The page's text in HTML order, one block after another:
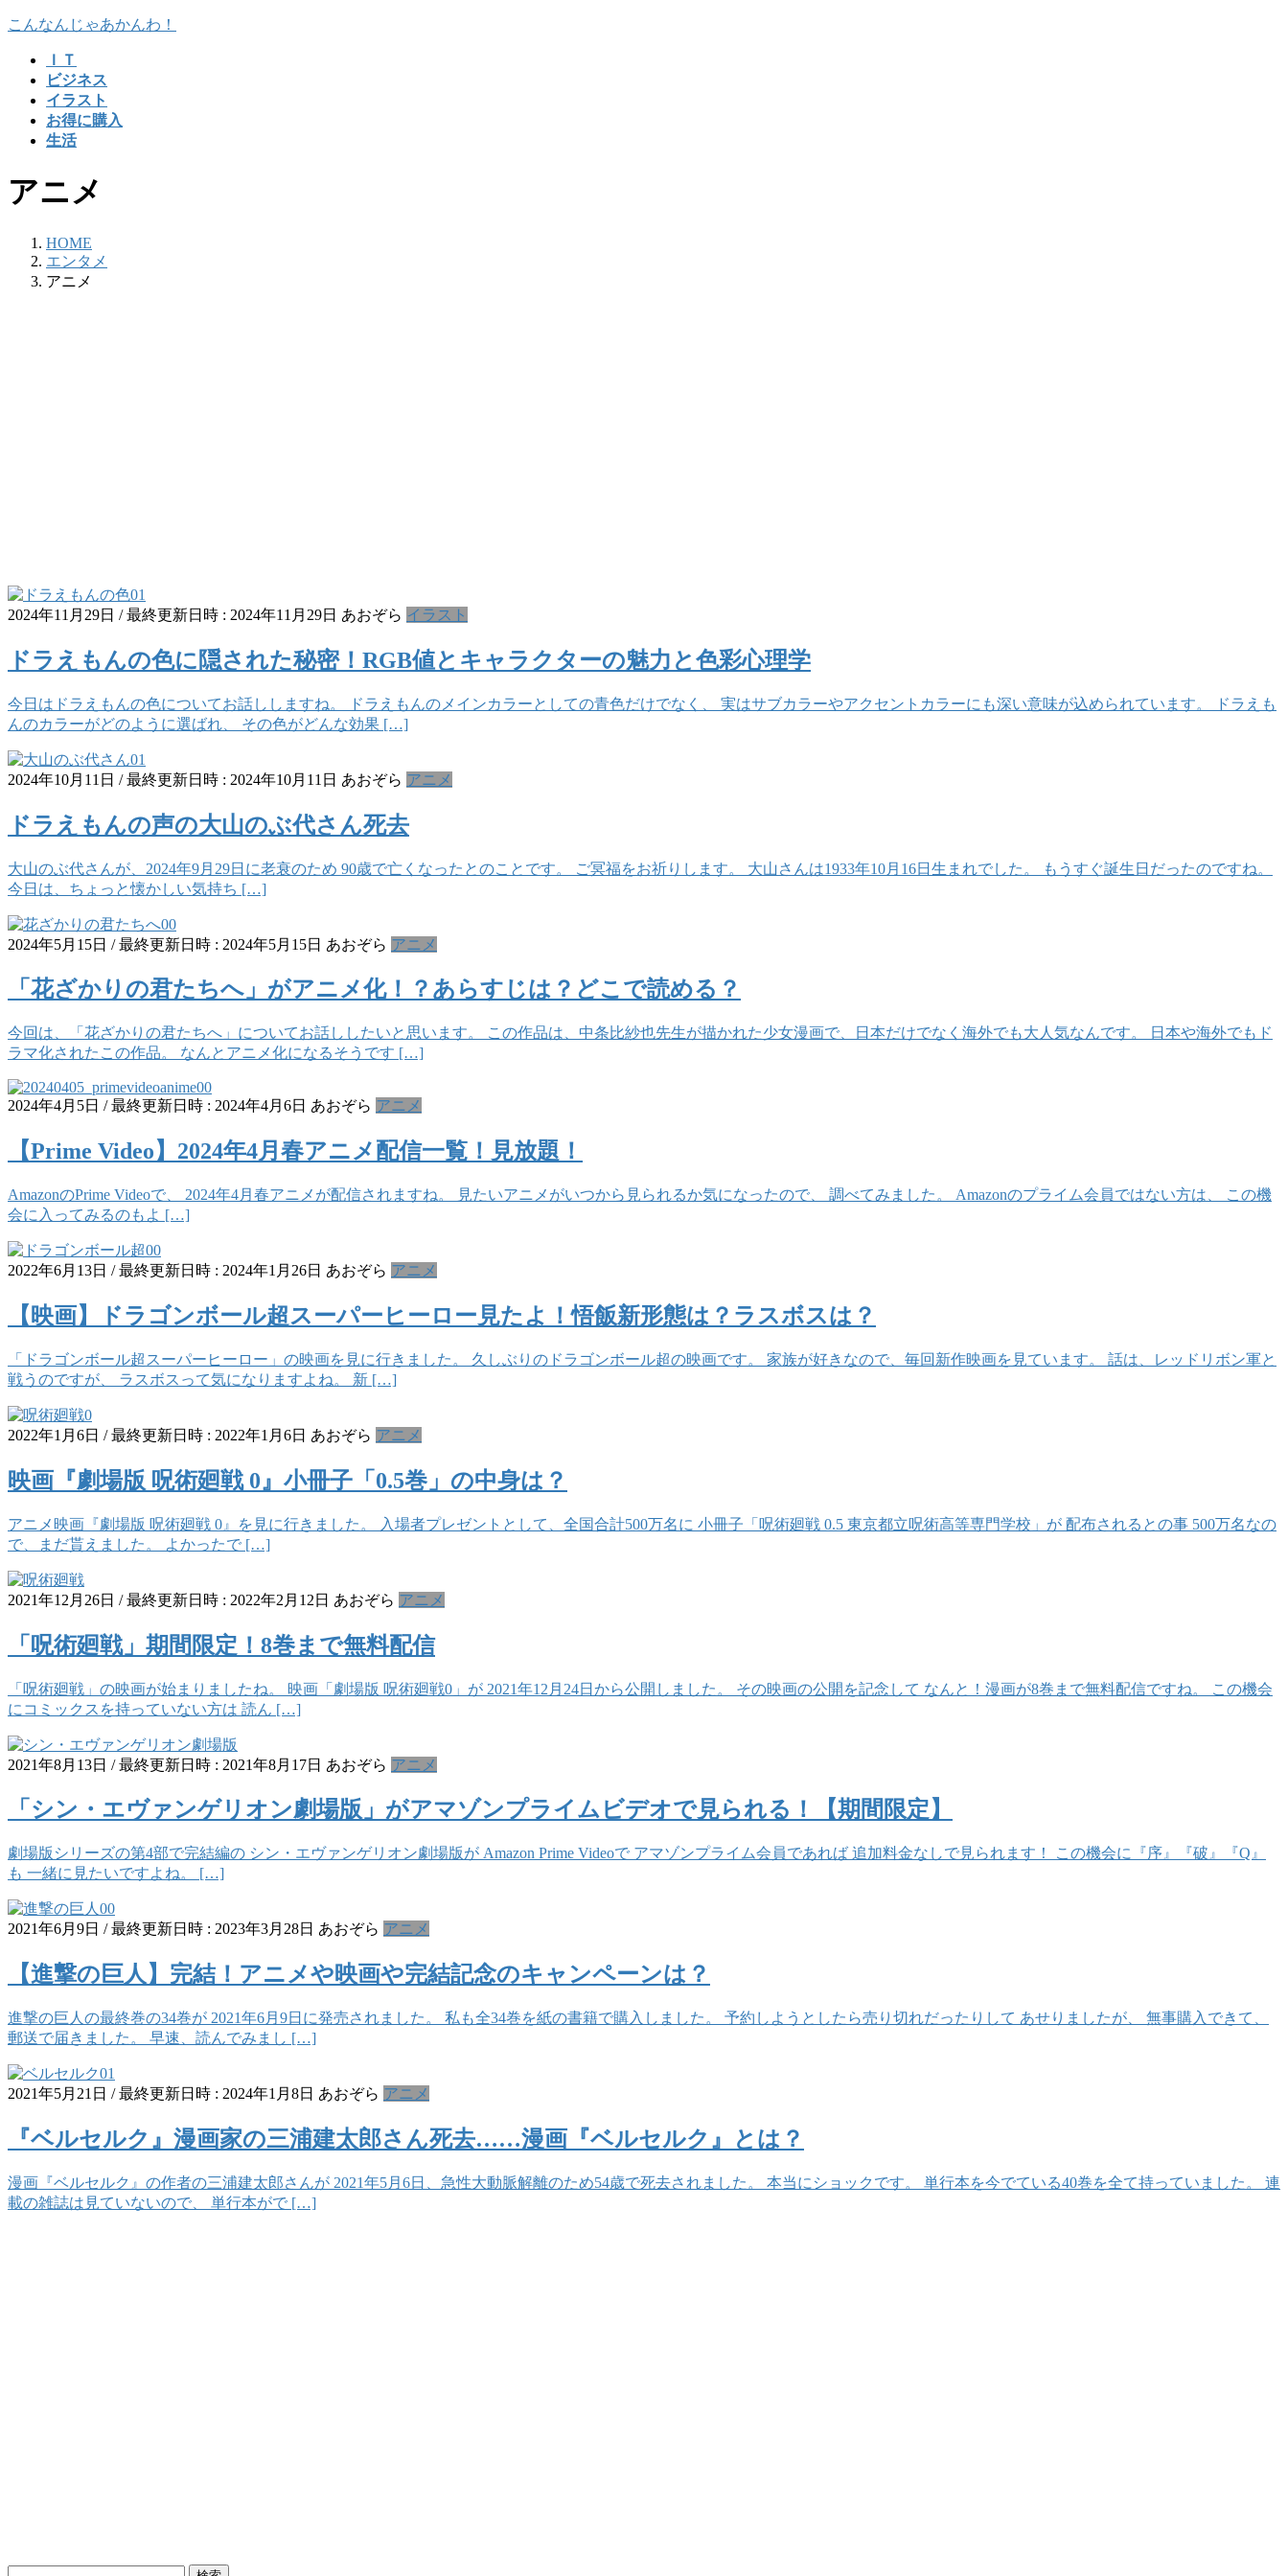
コ
ッ
プ
ナ
移
動
こんなんじゃあかんわ！
ＩＴ
ビジネス
イラスト
お得に購入
生活
アニメ
HOME
エンタメ
アニメ
2024年11月29日 / 最終更新日時 : 2024年11月29日 あおぞら イラスト
ドラえもんの色に隠された秘密！RGB値とキャラクターの魅力と色彩心理学
今日はドラえもんの色についてお話ししますね。 ドラえもんのメインカラーとしての青色だけでなく、 実はサブカラーやアクセントカラーにも深い意味が込められています。 ドラえも
んのカラーがどのように選ばれ、 その色がどんな効果 […]
2024年10月11日 / 最終更新日時 : 2024年10月11日 あおぞら アニメ
ドラえもんの声の大山のぶ代さん死去
大山のぶ代さんが、2024年9月29日に老衰のため 90歳で亡くなったとのことです。 ご冥福をお祈りします。 大山さんは1933年10月16日生まれでした。 もうすぐ誕生日だったのですね。
今日は、ちょっと懐かしい気持ち […]
2024年5月15日 / 最終更新日時 : 2024年5月15日 あおぞら アニメ
「花ざかりの君たちへ」がアニメ化！？あらすじは？どこで読める？
今回は、「花ざかりの君たちへ」についてお話ししたいと思います。 この作品は、中条比紗也先生が描かれた少女漫画で、日本だけでなく海外でも大人気なんです。 日本や海外でもド
ラマ化されたこの作品。 なんとアニメ化になるそうです […]
2024年4月5日 / 最終更新日時 : 2024年4月6日 あおぞら アニメ
【Prime Video】2024年4月春アニメ配信一覧！見放題！
AmazonのPrime Videoで、 2024年4月春アニメが配信されますね。 見たいアニメがいつから見られるか気になったので、 調べてみました。 Amazonのプライム会員ではない方は、 この機
会に入ってみるのもよ […]
2022年6月13日 / 最終更新日時 : 2024年1月26日 あおぞら アニメ
【映画】ドラゴンボール超スーパーヒーロー見たよ！悟飯新形態は？ラスボスは？
「ドラゴンボール超スーパーヒーロー」の映画を見に行きました。 久しぶりのドラゴンボール超の映画です。 家族が好きなので、毎回新作映画を見ています。 話は、レッドリボン軍と
戦うのですが、 ラスボスって気になりますよね。 新 […]
2022年1月6日 / 最終更新日時 : 2022年1月6日 あおぞら アニメ
映画『劇場版 呪術廻戦 0』小冊子「0.5巻」の中身は？
アニメ映画『劇場版 呪術廻戦 0』を見に行きました。 入場者プレゼントとして、全国合計500万名に 小冊子「呪術廻戦 0.5 東京都立呪術高等専門学校」が 配布されるとの事 500万名なの
で、まだ貰えました。 よかったで […]
2021年12月26日 / 最終更新日時 : 2022年2月12日 あおぞら アニメ
「呪術廻戦」期間限定！8巻まで無料配信
「呪術廻戦」の映画が始まりましたね。 映画「劇場版 呪術廻戦0」が 2021年12月24日から公開しました。 その映画の公開を記念して なんと！漫画が8巻まで無料配信ですね。 この機会
にコミックスを持っていない方は 読ん […]
2021年8月13日 / 最終更新日時 : 2021年8月17日 あおぞら アニメ
「シン・エヴァンゲリオン劇場版」がアマゾンプライムビデオで見られる！【期間限定】
劇場版シリーズの第4部で完結編の シン・エヴァンゲリオン劇場版が Amazon Prime Videoで アマゾンプライム会員であれば 追加料金なしで見られます！ この機会に『序』『破』『Q』
も 一緒に見たいですよね。 […]
2021年6月9日 / 最終更新日時 : 2023年3月28日 あおぞら アニメ
【進撃の巨人】完結！アニメや映画や完結記念のキャンペーンは？
進撃の巨人の最終巻の34巻が 2021年6月9日に発売されました。 私も全34巻を紙の書籍で購入しました。 予約しようとしたら売り切れだったりして あせりましたが、 無事購入できて、
郵送で届きました。 早速、読んでみまし […]
2021年5月21日 / 最終更新日時 : 2024年1月8日 あおぞら アニメ
『ベルセルク』漫画家の三浦建太郎さん死去……漫画『ベルセルク』とは？
漫画『ベルセルク』の作者の三浦建太郎さんが 2021年5月6日、急性大動脈解離のため54歳で死去されました。 本当にショックです。 単行本を今でている40巻を全て持っていました。 連
載の雑誌は見ていないので、 単行本がで […]